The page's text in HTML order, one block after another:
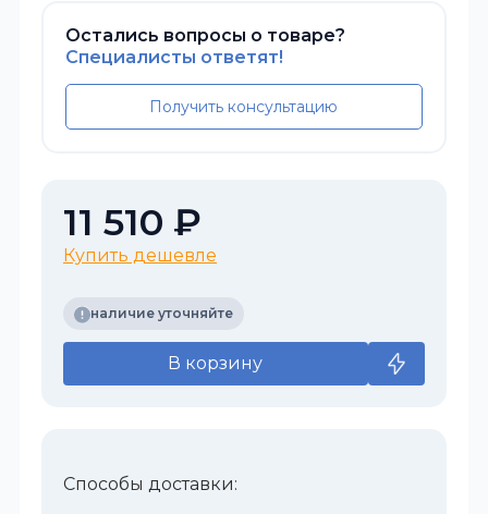
Остались вопросы о товаре?
Специалисты ответят!
Получить консультацию
11 510 ₽
Купить дешевле
наличие уточняйте
В корзину
Способы доставки: